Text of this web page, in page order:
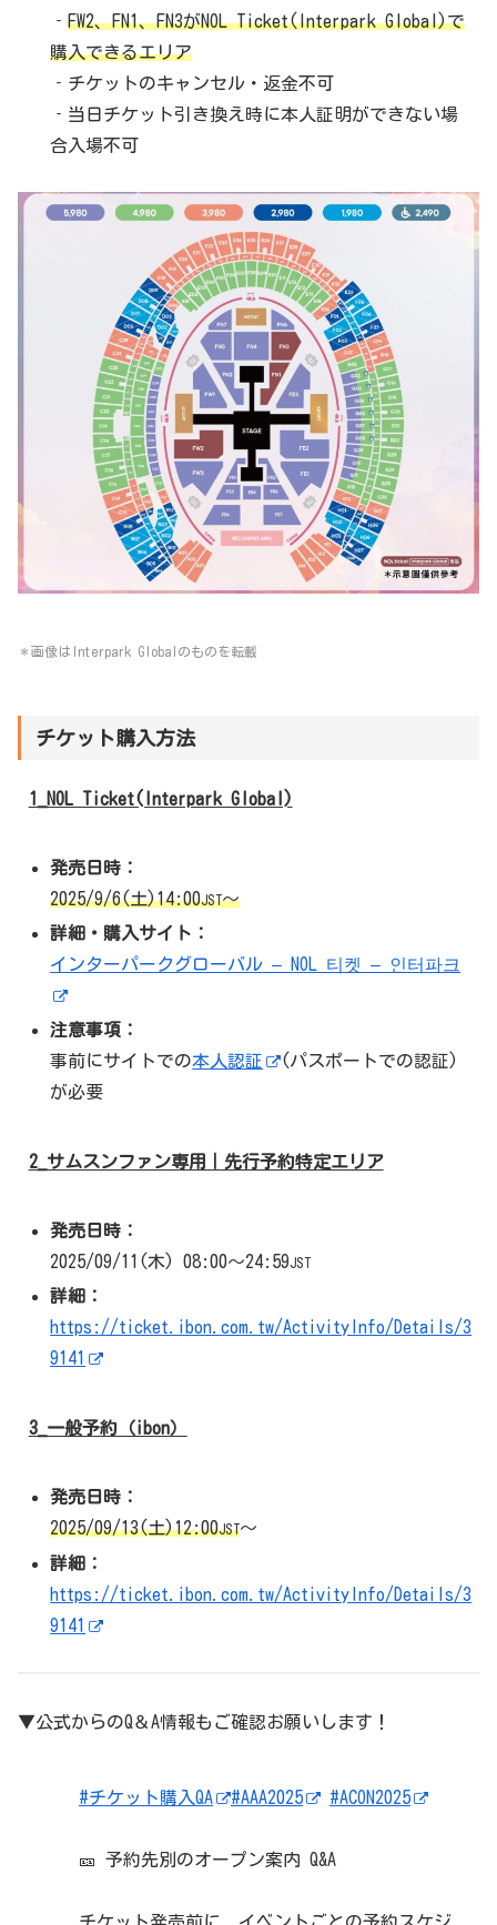
‐FW2、FN1、FN3がNOL Ticket(Interpark Global)で
購入できるエリア
‐チケットのキャンセル・返金不可
‐当日チケット引き換え時に本人証明ができない場
合入場不可
＊画像はInterpark Globalのものを転載
チケット購入方法
1_NOL Ticket(Interpark Global)
発売日時：
2025/9/6(土)14:00JST～
詳細・購入サイト：
インターパークグローバル – NOL 티켓 – 인터파크
注意事項：
事前にサイトでの本人認証
(パスポートでの認証)
が必要
2_サムスンファン専用｜先行予約特定エリア
発売日時：
2025/09/11(木) 08:00～24:59JST
詳細：
https://ticket.ibon.com.tw/ActivityInfo/Details/3
9141
3_一般予約（ibon）
発売日時：
2025/09/13(土)12:00JST～
詳細：
https://ticket.ibon.com.tw/ActivityInfo/Details/3
9141
▼公式からのQ＆A情報もご確認お願いします！
#チケット購入QA #AAA2025 #ACON2025
🎫 予約先別のオープン案内 Q&A